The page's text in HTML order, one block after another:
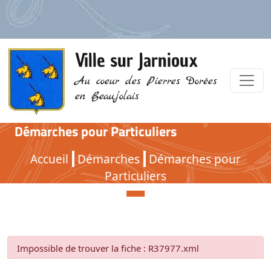
Ville sur Jarnioux
Au coeur des Pierres Dorées
en Beaujolais
Démarches pour Particuliers
Accueil Démarches Démarches pour
Particuliers
Démarches pour Particuliers
Impossible de trouver la fiche : R37977.xml